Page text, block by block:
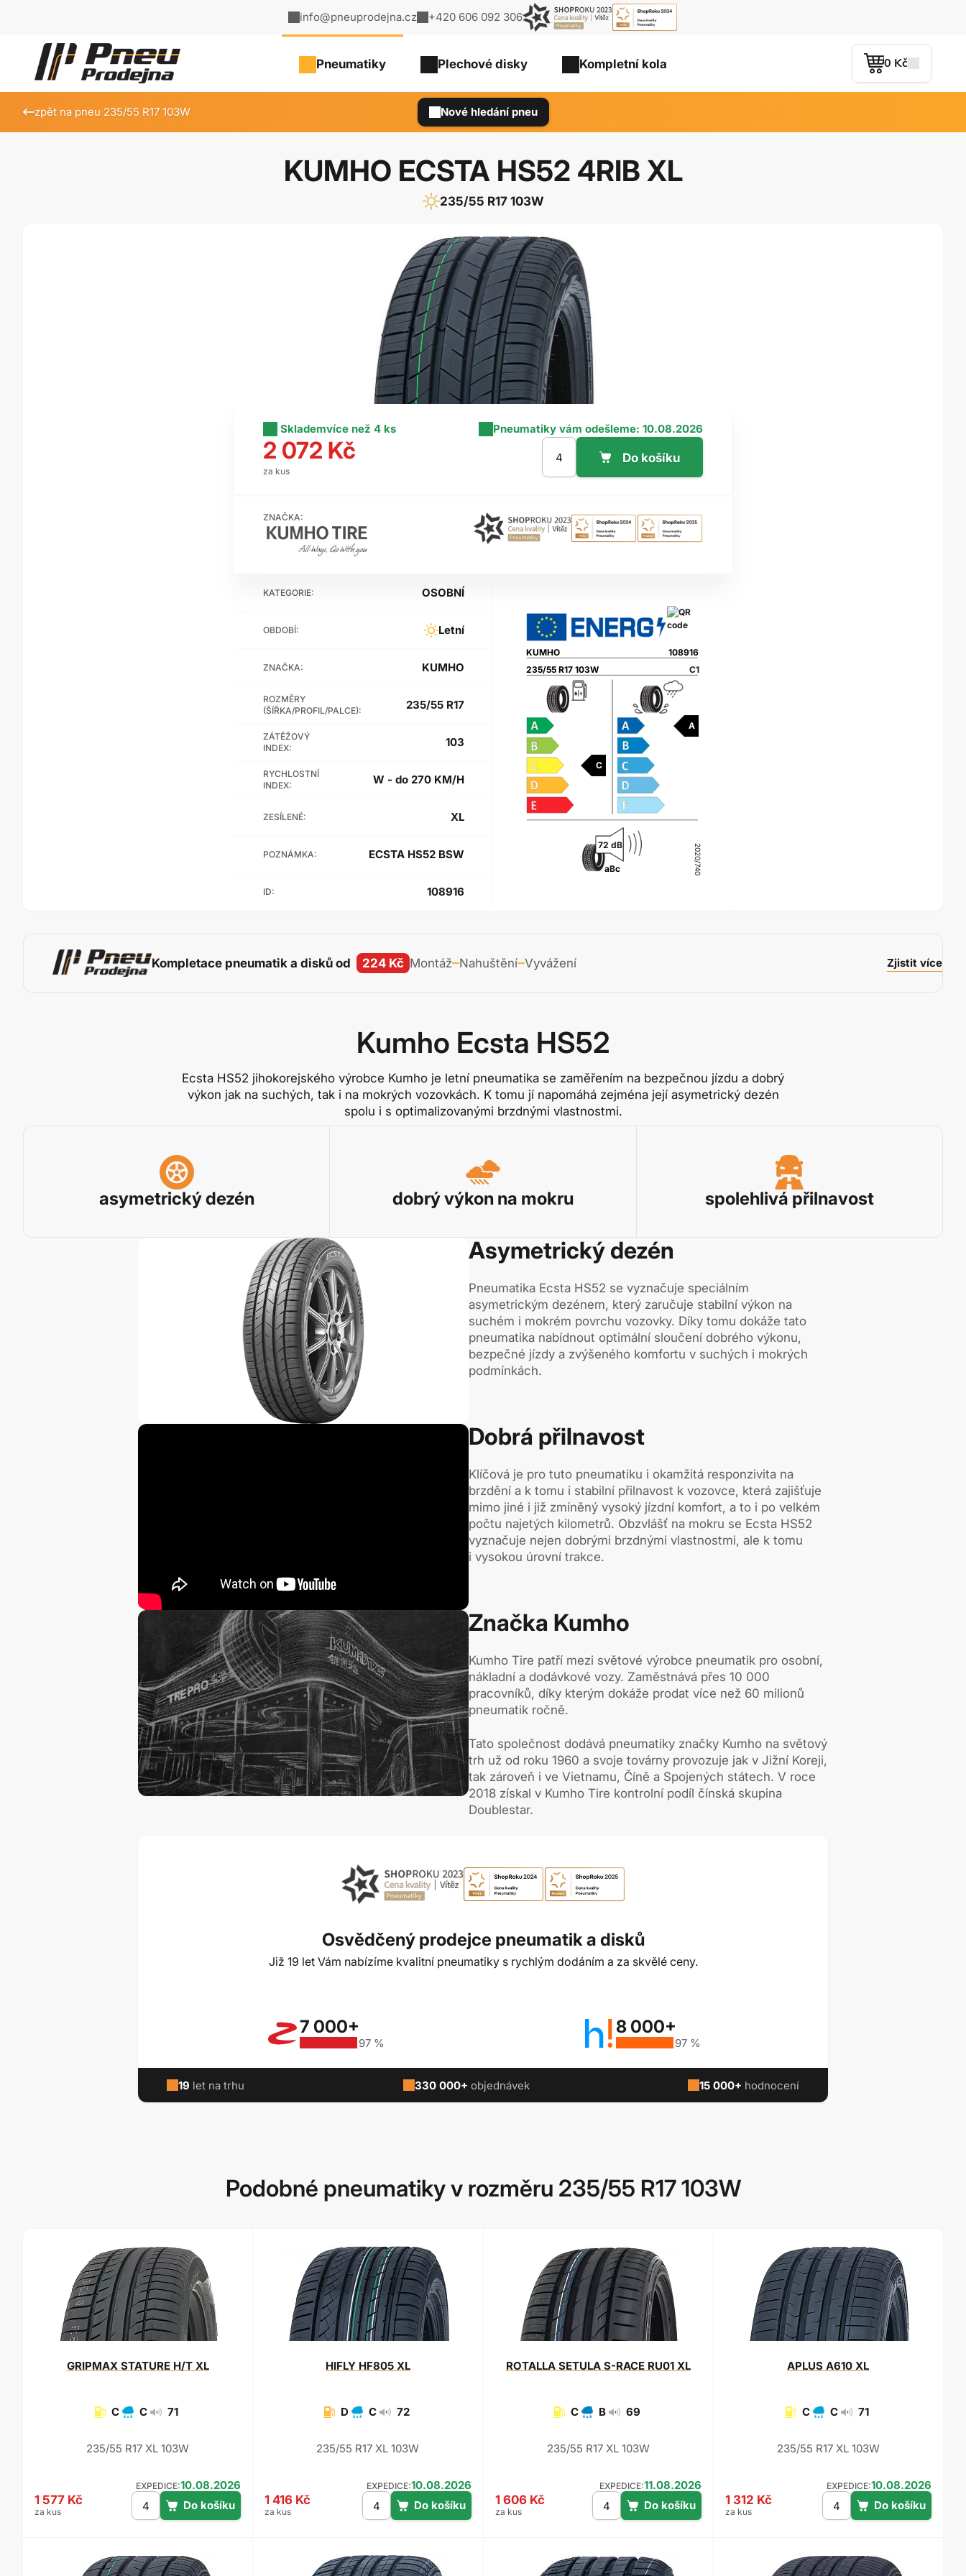
0 Kč
Pneumatiky Plechové disky Kompletní kola
info@pneuprodejna.cz +420 606 092 306
Nové hledání pneu
zpět na pneu 235/55 R17 103W
KUMHO ECSTA HS52 4RIB XL
235/55 R17 103W
KATEGORIE: OSOBNÍ
OBDOBÍ: Letní
ZNAČKA: KUMHO
ROZMĚRY
(ŠÍŘKA/PROFIL/PALCE):
235/55 R17
ZÁTĚŽOVÝ
INDEX:
103
RYCHLOSTNÍ
INDEX:
W - do 270 KM/H
ZESÍLENÉ: XL
POZNÁMKA: ECSTA HS52 BSW
ID: 108916
235/55 R17 103W
KUMHO 108916
C
A
72 dB
C1
2020/740
aBc
Sklademvíce než 4 ks Pneumatiky vám odešleme: 10.08.2026
2 072 Kč
za kus
ZNAČKA:
Kompletace pneumatik a disků od 224 Kč Montáž Nahuštění Vyvážení Zjistit více
Kumho Ecsta HS52
Ecsta HS52 jihokorejského výrobce Kumho je letní pneumatika se zaměřením na bezpečnou jízdu a dobrý
výkon jak na suchých, tak i na mokrých vozovkách. K tomu jí napomáhá zejména její asymetrický dezén
spolu i s optimalizovanými brzdnými vlastnostmi.
asymetrický dezén dobrý výkon na mokru spolehlivá přilnavost
Asymetrický dezén
Pneumatika Ecsta HS52 se vyznačuje speciálním
asymetrickým dezénem, který zaručuje stabilní výkon na
suchém i mokrém povrchu vozovky. Díky tomu dokáže tato
pneumatika nabídnout optimální sloučení dobrého výkonu,
bezpečné jízdy a zvýšeného komfortu v suchých i mokrých
podmínkách.
Dobrá přilnavost
Klíčová je pro tuto pneumatiku i okamžitá responzivita na
brzdění a k tomu i stabilní přilnavost k vozovce, která zajišťuje
mimo jiné i již zmíněný vysoký jízdní komfort, a to i po velkém
počtu najetých kilometrů. Obzvlášť na mokru se Ecsta HS52
vyznačuje nejen dobrými brzdnými vlastnostmi, ale k tomu
i vysokou úrovní trakce.
Značka Kumho
Kumho Tire patří mezi světové výrobce pneumatik pro osobní,
nákladní a dodávkové vozy. Zaměstnává přes 10 000
pracovníků, díky kterým dokáže prodat více než 60 milionů
pneumatik ročně.
Tato společnost dodává pneumatiky značky Kumho na světový
trh už od roku 1960 a svoje továrny provozuje jak v Jižní Koreji,
tak zároveň i ve Vietnamu, Číně a Spojených státech. V roce
2018 získal v Kumho Tire kontrolní podíl čínská skupina
Doublestar.
Osvědčený prodejce pneumatik a disků
Již 19 let Vám nabízíme kvalitní pneumatiky s rychlým dodáním a za skvělé ceny.
7 000+
97 %
8 000+
97 %
19 let na trhu 330 000+ objednávek 15 000+ hodnocení
Podobné pneumatiky v rozměru 235/55 R17 103W
GRIPMAXSTATURE H/T XL
C C 71
235/55 R17 XL 103W
EXPEDICE:10.08.2026
1 577 Kč
za kus
HIFLYHF805 XL
D C 72
235/55 R17 XL 103W
EXPEDICE:10.08.2026
1 416 Kč
za kus
ROTALLASETULA S-RACE RU01 XL
C B 69
235/55 R17 XL 103W
EXPEDICE:11.08.2026
1 606 Kč
za kus
APLUS A610 XL
C C 71
235/55 R17 XL 103W
EXPEDICE:10.08.2026
1 312 Kč
za kus